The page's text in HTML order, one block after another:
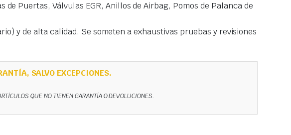
Puertas, Válvulas EGR, Anillos de Airbag, Pomos de Palanca de
y de alta calidad. Se someten a exhaustivas pruebas y revisiones
SALVO EXCEPCIONES.
QUE NO TIENEN GARANTÍA O DEVOLUCIONES.